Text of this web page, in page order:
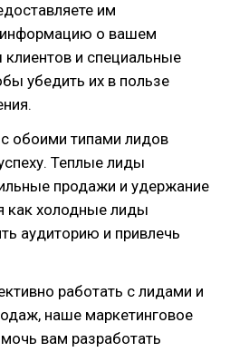
им
о вашем
клиентов и специальные
убедить их в пользе
обоими типами лидов
Теплые лиды
продажи и удержание
как холодные лиды
аудиторию и привлечь
работать с лидами и
наше маркетинговое
вам разработать